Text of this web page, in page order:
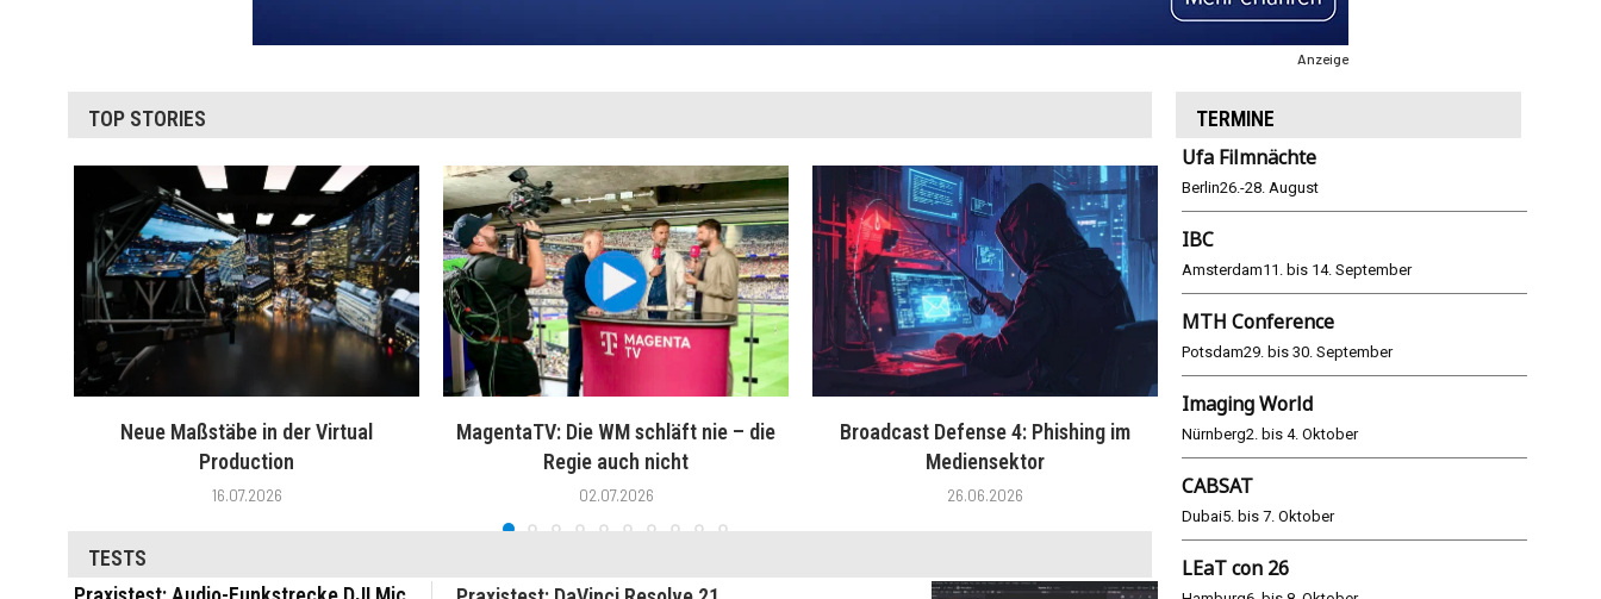
Anzeige
TOP STORIES
Neue Maßstäbe in der Virtual
Production
16.07.2026
MagentaTV: Die WM schläft nie – die
Regie auch nicht
02.07.2026
Broadcast Defense 4: Phishing im
Mediensektor
26.06.2026
WM 2026: ARD und ZDF im Remote-
Modus
TESTS
TERMINE
Ufa Filmnächte
Berlin26.-28. August
IBC
Amsterdam11. bis 14. September
MTH Conference
Potsdam29. bis 30. September
Imaging World
Nürnberg2. bis 4. Oktober
CABSAT
Dubai5. bis 7. Oktober
LEaT con 26